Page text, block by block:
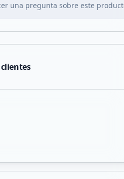
una pregunta sobre este